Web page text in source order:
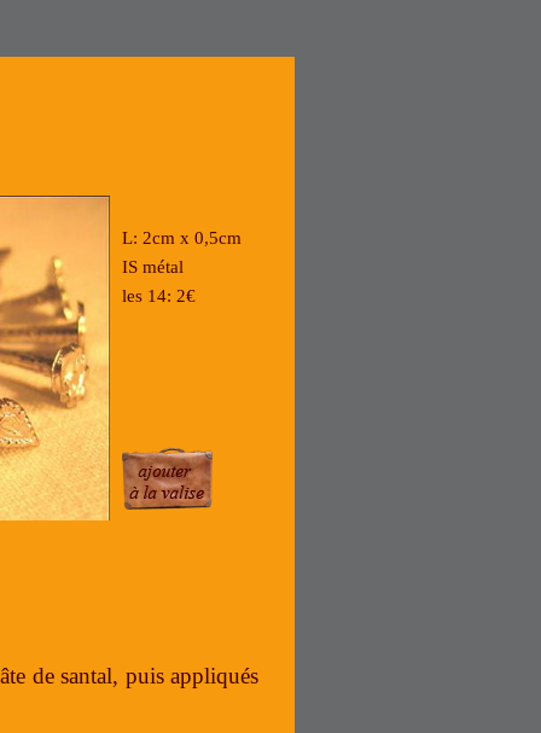
L: 2cm x 0,5cm
IS métal
les 14: 2€
de santal, puis appliqués